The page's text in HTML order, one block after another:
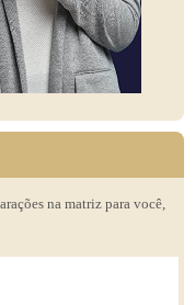
na matriz para você,